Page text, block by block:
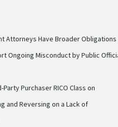
Attorneys Have Broader Obligations
Ongoing Misconduct by Public
Purchaser RICO Class on
and Reversing on a Lack of